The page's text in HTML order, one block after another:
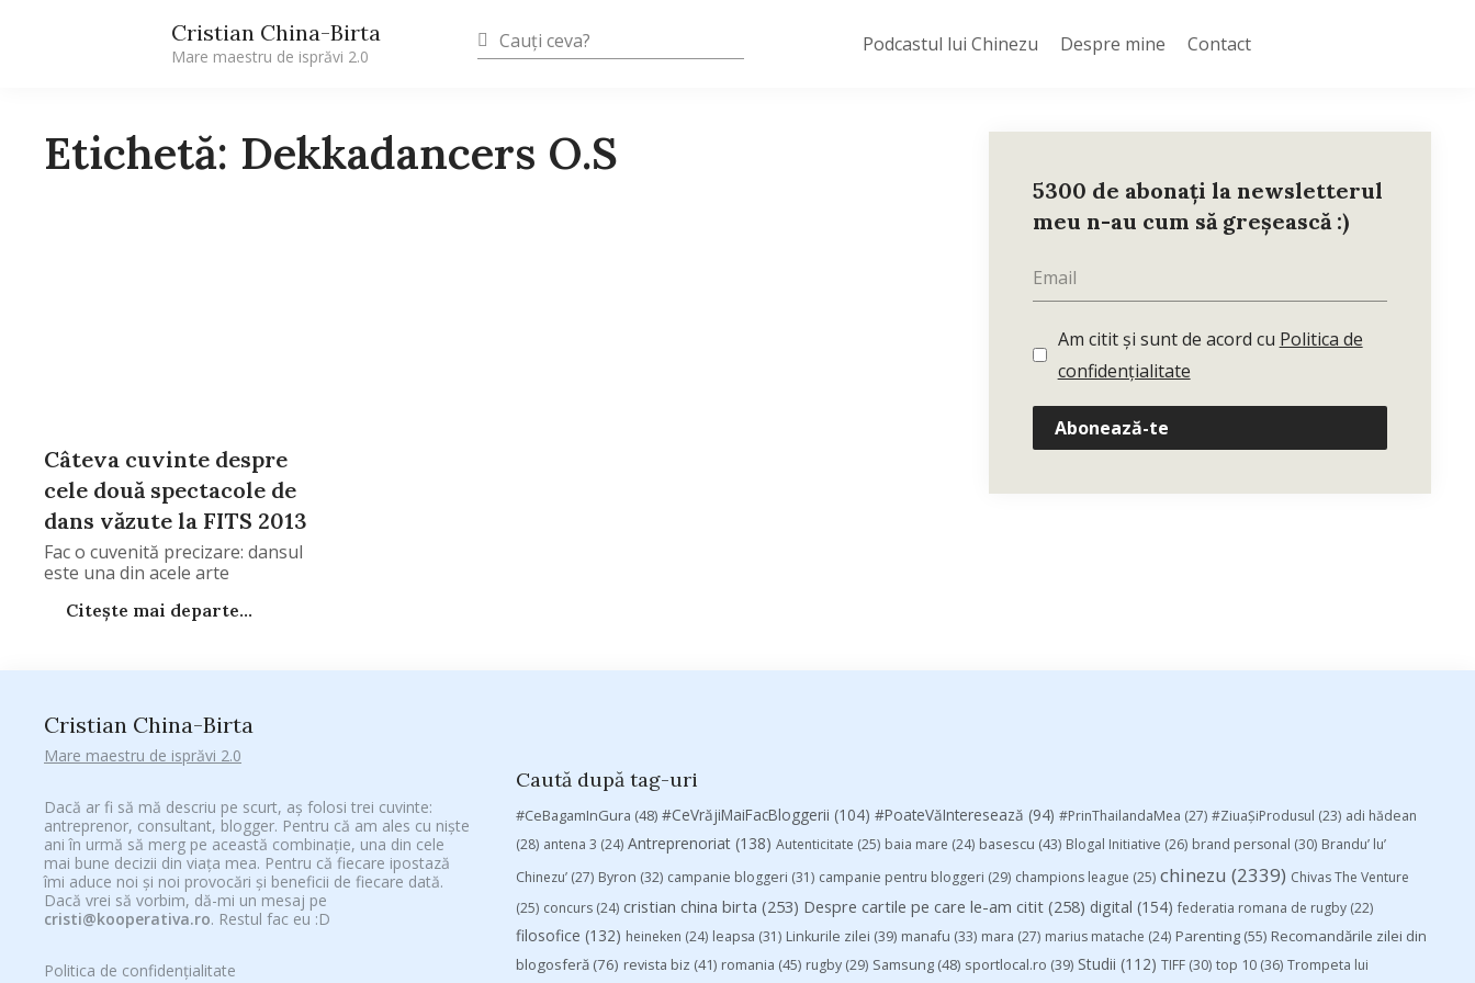
Cristian China-Birta
Mare maestru de isprăvi 2.0
Podcastul lui Chinezu Despre mine Contact
Etichetă: Dekkadancers O.S
Câteva cuvinte despre
cele două spectacole de
dans văzute la FITS 2013
Fac o cuvenită precizare: dansul
este una din acele arte
Citește mai departe...
5300 de abonați la newsletterul
meu n-au cum să greșească :)
Am citit și sunt de acord cu Politica de
confidențialitate
Abonează-te
Cristian China-Birta
Mare maestru de isprăvi 2.0
Dacă ar fi să mă descriu pe scurt, aș folosi trei cuvinte:
antreprenor, consultant, blogger. Pentru că am ales cu niște
ani în urmă să merg pe această combinație, una din cele
mai bune decizii din viața mea. Pentru că fiecare ipostază
îmi aduce noi și noi provocări și beneficii de fiecare dată.
Dacă vrei să vorbim, dă-mi un mesaj pe
cristi@kooperativa.ro. Restul fac eu :D
Politica de confidențialitate
Caută după tag-uri
#CeBagamInGura (48) #CeVrăjiMaiFacBloggerii (104) #PoateVăInteresează (94) #PrinThailandaMea (27) #ZiuaȘiProdusul (23) adi hădean
(28) antena 3 (24) Antreprenoriat (138) Autenticitate (25) baia mare (24) basescu (43) Blogal Initiative (26) brand personal (30) Brandu’ lu’
Chinezu’ (27) Byron (32) campanie bloggeri (31) campanie pentru bloggeri (29) champions league (25) chinezu (2339) Chivas The Venture
(25) concurs (24) cristian china birta (253) Despre cartile pe care le-am citit (258) digital (154) federatia romana de rugby (22)
filosofice (132) heineken (24) leapsa (31) Linkurile zilei (39) manafu (33) mara (27) marius matache (24) Parenting (55) Recomandările zilei din
blogosferă (76) revista biz (41) romania (45) rugby (29) Samsung (48) sportlocal.ro (39) Studii (112) TIFF (30) top 10 (36) Trompeta lui